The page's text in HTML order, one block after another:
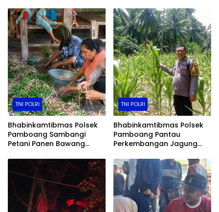
TNI POLRI
Bhabinkamtibmas Polsek
Pamboang Sambangi
Petani Panen Bawang
Dukungan Ketahanan
Pangan
TNI POLRI
Bhabinkamtibmas Polsek
Pamboang Pantau
Perkembangan Jagung
Ketahanan Pangan Warga